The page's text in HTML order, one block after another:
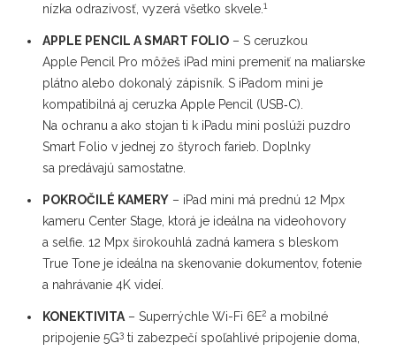
nízka odrazivosť, vyzerá všetko skvele. 1
APPLE PENCIL A SMART FOLIO – S ceruzkou
Apple Pencil Pro môžeš iPad mini premeniť na maliarske
plátno alebo dokonalý zápisník. S iPadom mini je
kompatibilná aj ceruzka Apple Pencil (USB‑C).
Na ochranu a ako stojan ti k iPadu mini poslúži puzdro
Smart Folio v jednej zo štyroch farieb. Doplnky
sa predávajú samostatne.
POKROČILÉ KAMERY – iPad mini má prednú 12 Mpx
kameru Center Stage, ktorá je ideálna na videohovory
a selfie. 12 Mpx širokouhlá zadná kamera s bleskom
True Tone je ideálna na skenovanie dokumentov, fotenie
a nahrávanie 4K videí.
KONEKTIVITA – Superrýchle Wi-Fi 6E2 a mobilné
pripojenie 5G3 ti zabezpečí spoľahlivé pripojenie doma,